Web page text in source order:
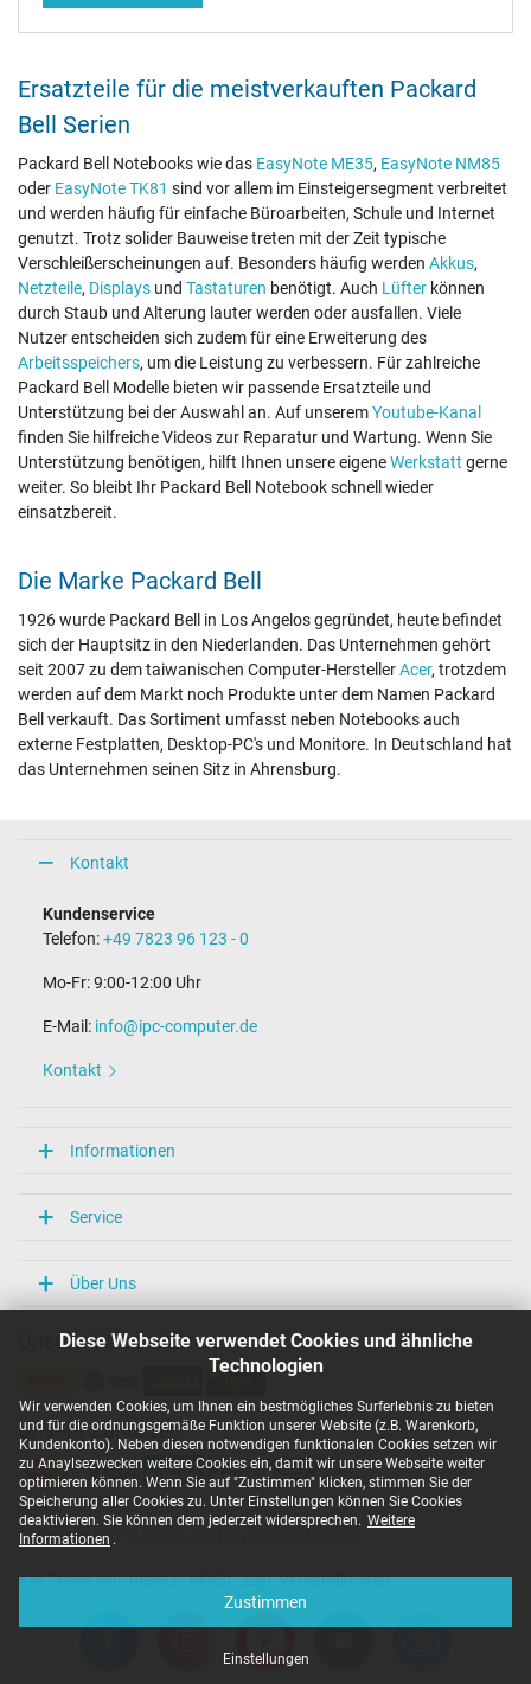
Diese Webseite verwendet Cookies und ähnliche
Technologien
Wir verwenden Cookies, um Ihnen ein bestmögliches Surferlebnis zu bieten
und für die ordnungsgemäße Funktion unserer Website (z.B. Warenkorb,
Kundenkonto). Neben diesen notwendigen funktionalen Cookies setzen wir
zu Anaylsezwecken weitere Cookies ein, damit wir unsere Webseite weiter
optimieren können. Wenn Sie auf "Zustimmen" klicken, stimmen Sie der
Speicherung aller Cookies zu. Unter Einstellungen können Sie Cookies
deaktivieren. Sie können dem jederzeit widersprechen. Weitere
Informationen .
Zustimmen
Einstellungen
Ersatzteile für die meistverkauften Packard
Bell Serien
Packard Bell Notebooks wie das EasyNote ME35, EasyNote NM85
oder EasyNote TK81 sind vor allem im Einsteigersegment verbreitet
und werden häufig für einfache Büroarbeiten, Schule und Internet
genutzt. Trotz solider Bauweise treten mit der Zeit typische
Verschleißerscheinungen auf. Besonders häufig werden Akkus,
Netzteile, Displays und Tastaturen benötigt. Auch Lüfter können
durch Staub und Alterung lauter werden oder ausfallen. Viele
Nutzer entscheiden sich zudem für eine Erweiterung des
Arbeitsspeichers, um die Leistung zu verbessern. Für zahlreiche
Packard Bell Modelle bieten wir passende Ersatzteile und
Unterstützung bei der Auswahl an. Auf unseremYoutube-Kanal
finden Sie hilfreiche Videos zur Reparatur und Wartung. Wenn Sie
Unterstützung benötigen, hilft Ihnen unsere eigeneWerkstatt gerne
weiter. So bleibt Ihr Packard Bell Notebook schnell wieder
einsatzbereit.
Die Marke Packard Bell
1926 wurde Packard Bell in Los Angelos gegründet, heute befindet
sich der Hauptsitz in den Niederlanden. Das Unternehmen gehört
seit 2007 zu dem taiwanischen Computer-HerstellerAcer, trotzdem
werden auf dem Markt noch Produkte unter dem Namen Packard
Bell verkauft. Das Sortiment umfasst neben Notebooks auch
externe Festplatten, Desktop-PC's und Monitore. In Deutschland hat
das Unternehmen seinen Sitz in Ahrensburg.
Kontakt
Kundenservice
Telefon:+49 7823 96 123 - 0
Mo-Fr: 9:00-12:00 Uhr
E-Mail: info@ipc-computer.de
Kontakt
Informationen
Service
Über Uns
Unsere Versandarten
Unsere Zahlarten
Copyright ©
Alle Preise inkl. gesetzl. MwSt. zzgl. Versandkosten